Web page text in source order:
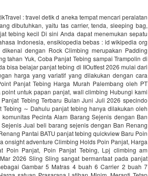
: travel detik d aneka tempat mencari peralatan
dibutuhkan, yaitu tas carrier, tenda, sleeping bag,
tebing kecil Di sini Anda dapat menemukan sepatu
Indonesia, ensiklopedia bebas : id wikipedia org
dengan Rock Climbing merupakan Padding
tahan Yuk, Coba Panjat Tebing sampai Trampolin di
bisa belajar panjat tebing di IIOutfest 2026 mulai dari
harga yang variatif yang dilakukan dengan cara
Panjat Tebing Harga Murah Palembang oleh PT
untuk papan panjat, wall climbing Hubungi kami
Tebing Terbaru Bulan Juni Juli 2026 specindo
∼ Dahulu panjat tebing hanya dilakukan oleh
Pecinta Alam Barang Sejenis dengan Ban
Jual beli barang sejenis dengan Ban Renang
Pantai BATU panjat tebing quickview Baru Poin
onsight adventure Climbing Holds Poin Panjat, Harga
Poin Panjat, Poin Panjat Tebing, Lpj climbing am
2026 Sling Sling sangat bermanfaat pada panjat
Gambar 5 Matras 4 buah 6 Carrier 2 buah 7